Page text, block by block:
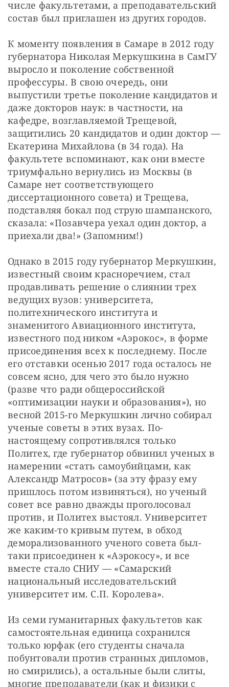
числе факультетами, а преподавательский
состав был приглашен из других городов.
К моменту появления в Самаре в 2012 году
губернатора Николая Меркушкина в СамГУ
выросло и поколение собственной
профессуры. В свою очередь, они
выпустили третье поколение кандидатов и
даже докторов наук: в частности, на
кафедре, возглавляемой Трещевой,
защитились 20 кандидатов и один доктор —
Екатерина Михайлова (в 34 года). На
факультете вспоминают, как они вместе
триумфально вернулись из Москвы (в
Самаре нет соответствующего
диссертационного совета) и Трещева,
подставляя бокал под струю шампанского,
сказала: «Позавчера уехал один доктор, а
приехали два!» (Запомним!)
Однако в 2015 году губернатор Меркушкин,
известный своим красноречием, стал
продавливать решение о слиянии трех
ведущих вузов: университета,
политехнического института и
знаменитого Авиационного института,
известного под ником «Аэрокос», в форме
присоединения всех к последнему. После
его отставки осенью 2017 года осталось не
совсем ясно, для чего это было нужно
(разве что ради общероссийской
«оптимизации науки и образования»), но
весной 2015-го Меркушкин лично собирал
ученые советы в этих вузах. По-
настоящему сопротивлялся только
Политех, где губернатор обвинил ученых в
намерении «стать самоубийцами, как
Александр Матросов» (за эту фразу ему
пришлось потом извиняться), но ученый
совет все равно дважды проголосовал
против, и Политех выстоял. Университет
же каким-то кривым путем, в обход
деморализованного ученого совета был-
таки присоединен к «Аэрокосу», и все
вместе стало СНИУ — «Самарский
национальный исследовательский
университет им. С.П. Королева».
Из семи гуманитарных факультетов как
самостоятельная единица сохранился
только юрфак (его студенты сначала
побунтовали против странных дипломов,
но смирились), а остальные были слиты,
многие преподаватели (как и физики с